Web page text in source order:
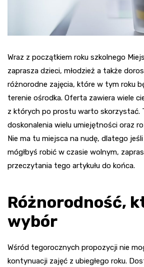
Wraz z początkiem roku szkolnego
zaprasza dzieci, młodzież a także
różnorodne zajęcia, które w tym roku
terenie ośrodka. Oferta zawiera wiele
z których po prostu warto skorzystać.
doskonalenia wielu umiejętności oraz
Nie ma tu miejsca na nudę, dlatego
mógłbyś robić w czasie wolnym,
przeczytania tego artykułu do końca.
Różnorodność,
wybór
Wśród tegorocznych propozycji nie
kontynuacji zajęć z ubiegłego roku.